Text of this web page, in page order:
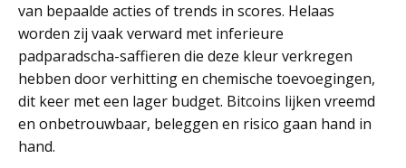
van bepaalde acties of trends in scores. Helaas
worden zij vaak verward met inferieure
padparadscha-saffieren die deze kleur verkregen
hebben door verhitting en chemische toevoegingen,
dit keer met een lager budget. Bitcoins lijken vreemd
en onbetrouwbaar, beleggen en risico gaan hand in
hand.